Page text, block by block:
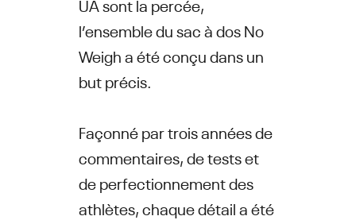
UA sont la percée,
l’ensemble du sac à dos No
Weigh a été conçu dans un
but précis.
Façonné par trois années de
commentaires, de tests et
de perfectionnement des
athlètes, chaque détail a été